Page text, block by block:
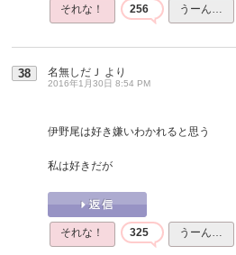
それな！ 256 うーん…
38 名無しだＪ より
2016年1月30日 8:54 PM
伊野尾は好き嫌いわかれると思う
私は好きだが
それな！ 325 うーん…